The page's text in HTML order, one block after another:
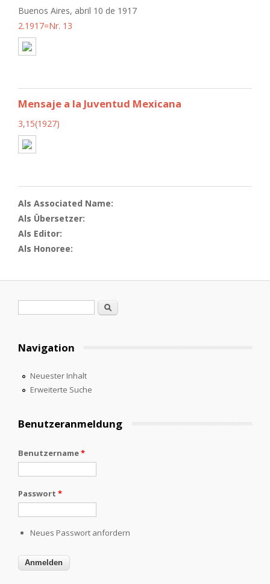
Buenos Aires, abril 10 de 1917
2.1917=Nr. 13
Mensaje a la Juventud Mexicana
3,15(1927)
Als Associated Name:
Als Übersetzer:
Als Editor:
Als Honoree:
Suche
Navigation
Neuester Inhalt
Erweiterte Suche
Benutzeranmeldung
Benutzername*
Passwort *
Neues Passwort anfordern